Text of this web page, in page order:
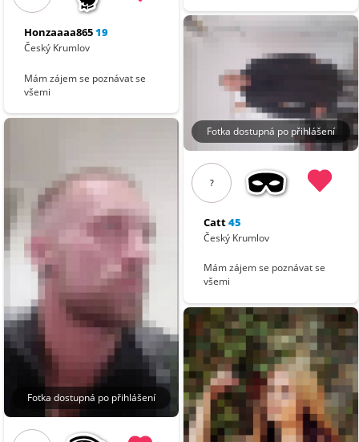
Honzaaaa86519
Český Krumlov
Mám zájem se poznávat se
všemi
Fotka dostupná po přihlášení
Fotka dostupná po přihlášení
?
Catt45
Český Krumlov
Mám zájem se poznávat se
všemi